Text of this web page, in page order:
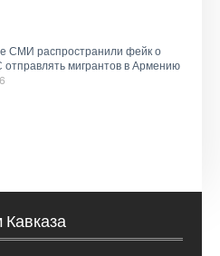
СМИ распространили фейк о
отправлять мигрантов в Армению
Кавказа